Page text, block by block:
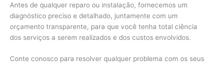
Antes de qualquer reparo ou instalação, fornecemos um
diagnóstico preciso e detalhado, juntamente com um
orçamento transparente, para que você tenha total ciência
dos serviços a serem realizados e dos custos envolvidos.
Conte conosco para resolver qualquer problema com os seus